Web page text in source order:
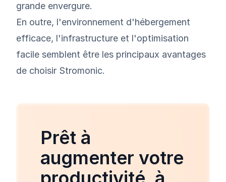
grande envergure.
En outre, l'environnement d'hébergement
efficace, l'infrastructure et l'optimisation
facile semblent être les principaux avantages
de choisir Stromonic.
Prêt à
augmenter votre